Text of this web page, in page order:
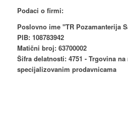
Podaci o firmi:
Poslovno ime "TR Pozamanterija
PIB: 108783942
Matični broj: 63700002
Šifra delatnosti: 4751 - Trgovina
specijalizovanim prodavnicama